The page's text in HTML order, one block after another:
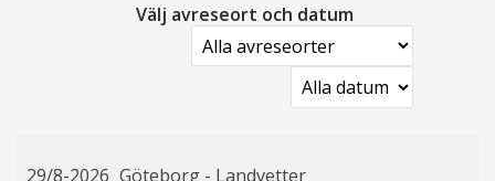
Välj avreseort och datum
29/8-2026 Göteborg - Landvetter